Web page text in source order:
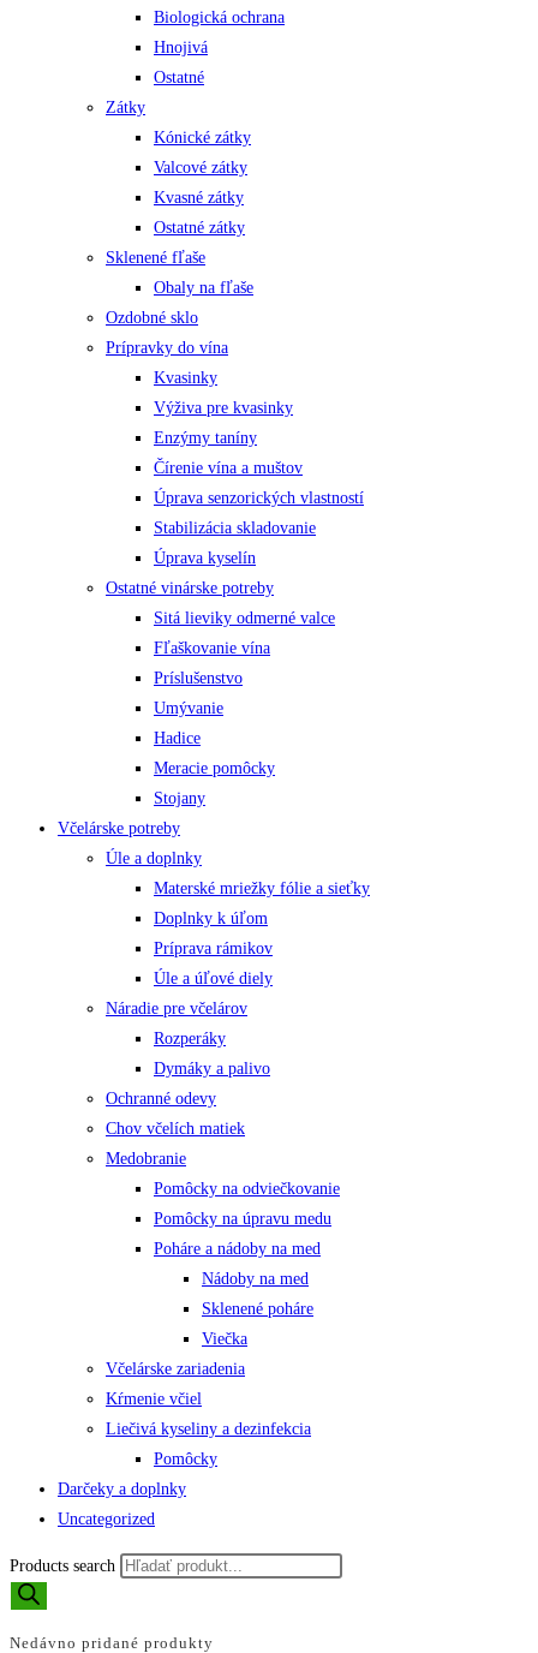
Biologická ochrana
Hnojivá
Ostatné
Zátky
Kónické zátky
Valcové zátky
Kvasné zátky
Ostatné zátky
Sklenené fľaše
Obaly na fľaše
Ozdobné sklo
Prípravky do vína
Kvasinky
Výživa pre kvasinky
Enzýmy taníny
Čírenie vína a muštov
Úprava senzorických vlastností
Stabilizácia skladovanie
Úprava kyselín
Ostatné vinárske potreby
Sitá lieviky odmerné valce
Fľaškovanie vína
Príslušenstvo
Umývanie
Hadice
Meracie pomôcky
Stojany
Včelárske potreby
Úle a doplnky
Materské mriežky fólie a sieťky
Doplnky k úľom
Príprava rámikov
Úle a úľové diely
Náradie pre včelárov
Rozperáky
Dymáky a palivo
Ochranné odevy
Chov včelích matiek
Medobranie
Pomôcky na odviečkovanie
Pomôcky na úpravu medu
Poháre a nádoby na med
Nádoby na med
Sklenené poháre
Viečka
Včelárske zariadenia
Kŕmenie včiel
Liečivá kyseliny a dezinfekcia
Pomôcky
Darčeky a doplnky
Uncategorized
Products search
Nedávno pridané produkty